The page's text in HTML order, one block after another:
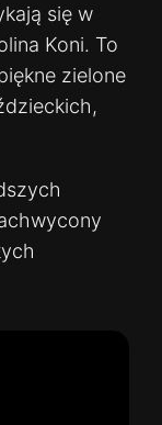
się w
Koni. To
zielone